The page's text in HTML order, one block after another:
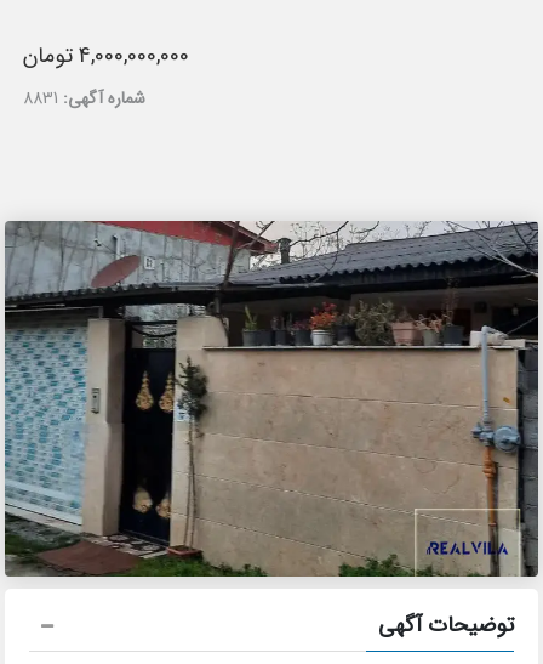
4,000,000,000 تومان
شماره آگهی: 8831
توضیحات آگهی